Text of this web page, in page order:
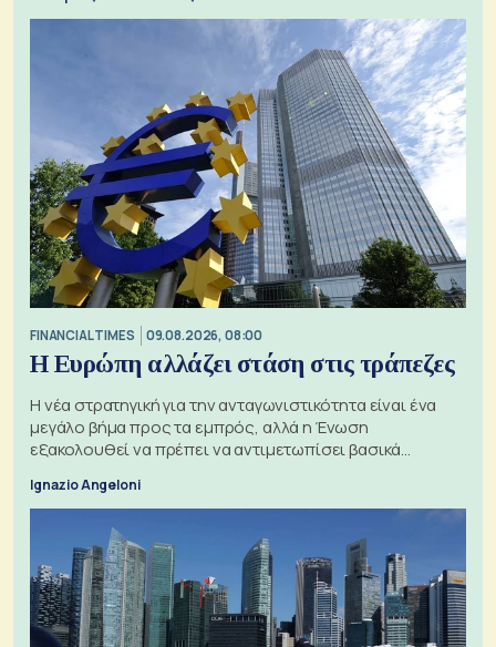
FINANCIAL TIMES 09.08.2026, 08:00
Η Ευρώπη αλλάζει στάση στις τράπεζες
Η νέα στρατηγική για την ανταγωνιστικότητα είναι ένα
μεγάλο βήμα προς τα εμπρός, αλλά η Ένωση
εξακολουθεί να πρέπει να αντιμετωπίσει βασικά
Ignazio Angeloni